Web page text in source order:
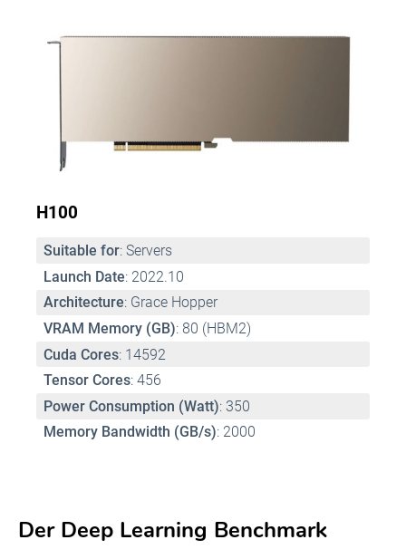
H100
Suitable for: Servers
Launch Date: 2022.10
Architecture: Grace Hopper
VRAM Memory (GB): 80 (HBM2)
Cuda Cores: 14592
Tensor Cores: 456
Power Consumption (Watt): 350
Memory Bandwidth (GB/s): 2000
Der Deep Learning Benchmark